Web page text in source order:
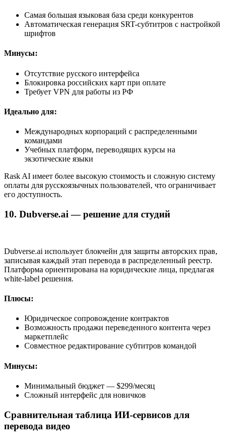
Самая большая языковая база среди конкурентов
Автоматическая генерация SRT-субтитров с настройкой
шрифтов
Минусы:
Отсутствие русского интерфейса
Блокировка российских карт при оплате
Требует VPN для работы из РФ
Идеально для:
Международных корпораций с распределенными
командами
Учебных платформ, переводящих курсы на
экзотические языки
Rask AI имеет более высокую стоимость и сложную систему
оплаты для русскоязычных пользователей, что ограничивает
его доступность.
10. Dubverse.ai — решение для студий
Dubverse.ai использует блокчейн для защиты авторских прав,
записывая каждый этап перевода в распределенный реестр.
Платформа ориентирована на юридические лица, предлагая
white-label решения.
Плюсы:
Юридическое сопровождение контрактов
Возможность продажи переведенного контента через
маркетплейс
Совместное редактирование субтитров командой
Минусы:
Минимальный бюджет — $299/месяц
Сложный интерфейс для новичков
Сравнительная таблица ИИ-сервисов для
перевода видео